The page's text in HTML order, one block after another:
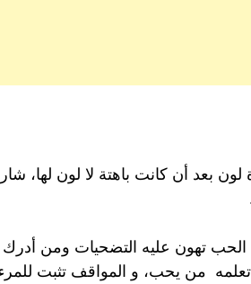
لون بعد أن كانت باهتة لا لون لها،
تهون عليه التضحيات ومن أدرك
تعلمه من يحب، و المواقف تثبت